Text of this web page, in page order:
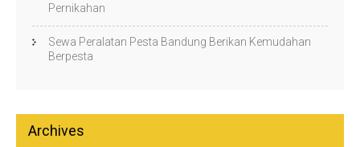
Pernikahan
Sewa Peralatan Pesta Bandung Berikan Kemudahan
Berpesta
Archives